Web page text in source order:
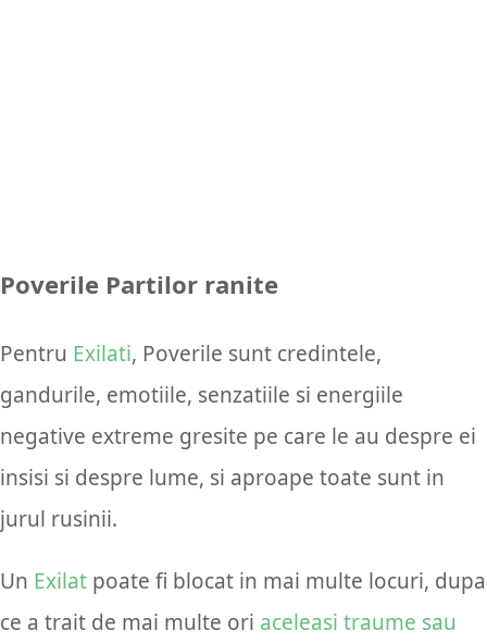
Poverile Partilor ranite
Pentru Exilati, Poverile sunt credintele,
gandurile, emotiile, senzatiile si energiile
negative extreme gresite pe care le au despre ei
insisi si despre lume, si aproape toate sunt in
jurul rusinii.
Un Exilat poate fi blocat in mai multe locuri, dupa
ce a trait de mai multe ori aceleasi traume sau